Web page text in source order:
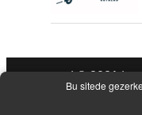
Bu sitede
| © 2021 |-
Su Kaçak Tespiti
Tıkanıklık